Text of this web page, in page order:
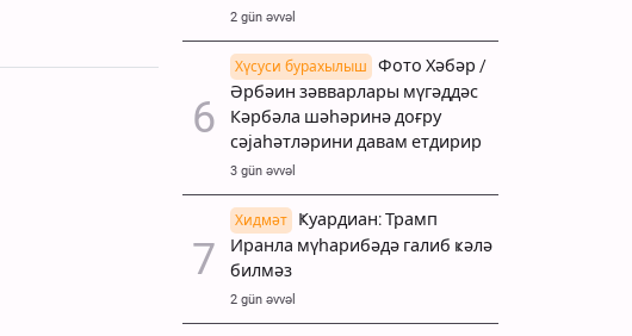
2 gün əvvəl
Хүсуси бурахылыш
Фото Хәбәр /
Әрбәин зәвварлары мүгәддәс
Кәрбәла шәһәринә доғру
сәјаһәтләрини давам етдирир
3 gün əvvəl
Хидмәт
Ҝуардиан: Трамп
Иранла мүһарибәдә галиб ҝәлә
билмәз
2 gün əvvəl